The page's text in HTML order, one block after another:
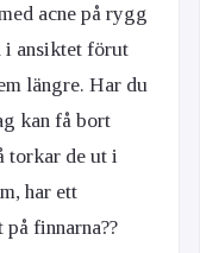
acne på rygg
i ansiktet förut
längre. Har du
kan få bort
torkar de ut i
har ett
finnarna??